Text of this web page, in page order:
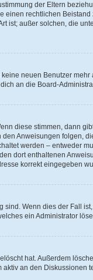
der Eltern
rechtlichen
außer solchen, die
neuen Benutzer
an die Board-
diese stimmen, dann
Anweisungen folgen,
werden – entweder
dort enthaltenen
korrekt eingegeben
Wenn dies der Fall
ein Administrator
hat. Außerdem
an den Diskussionen